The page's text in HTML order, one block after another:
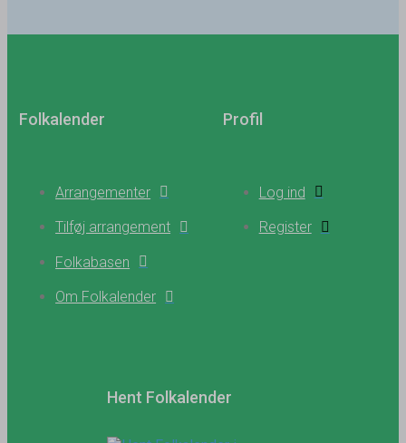
Folkalender
Arrangementer
Tilføj arrangement
Folkabasen
Om Folkalender
Profil
Log ind
Register
Hent Folkalender